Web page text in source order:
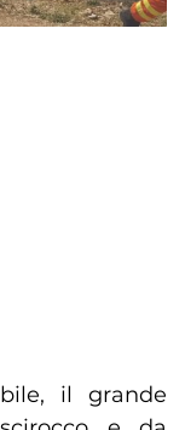
il grande